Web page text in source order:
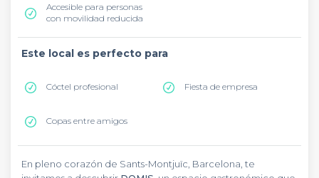
Accesible para personas
con movilidad reducida
Este local es perfecto para
Cóctel profesional Fiesta de empresa
Copas entre amigos
En pleno corazón de Sants-Montjuïc, Barcelona, te